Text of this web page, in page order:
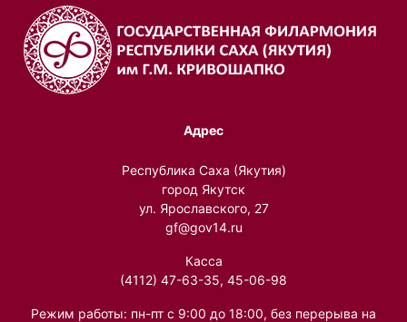
Адрес
Республика Саха (Якутия)
город Якутск
ул. Ярославского, 27
gf@gov14.ru
Касса
(4112) 47-63-35, 45-06-98
Режим работы: пн-пт с 9:00 до 18:00, без перерыва на